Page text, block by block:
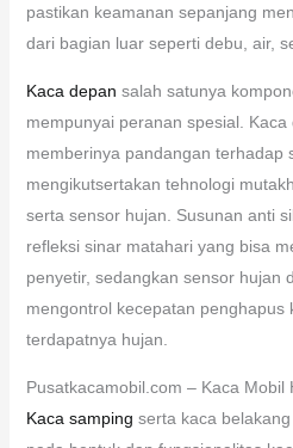
pastikan keamanan sepanjang
dari bagian luar seperti debu, air,
Kaca depan salah satunya
mempunyai peranan spesial.
memberinya pandangan terhadap
mengikutsertakan tehnologi
serta sensor hujan. Susunan anti
refleksi sinar matahari yang bisa
penyetir, sedangkan sensor hujan
mengontrol kecepatan penghapus
terdapatnya hujan.
Pusatkacamobil.com – Kaca Mobil
Kaca samping serta kaca